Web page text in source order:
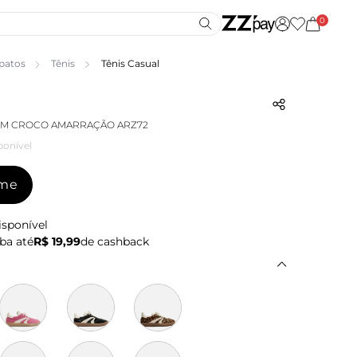
0
Tênis Tênis Casual
CROCO AMARRAÇÃO ARZ72
atéR$ 19,99de cashback